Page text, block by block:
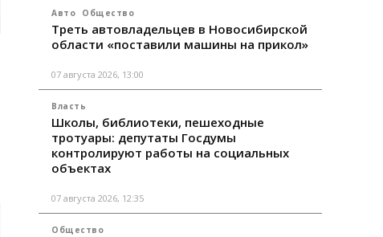
Авто Общество
Треть автовладельцев в Новосибирской
области «поставили машины на прикол»
07 августа 2026, 13:00
Власть
Школы, библиотеки, пешеходные
тротуары: депутаты Госдумы
контролируют работы на социальных
объектах
07 августа 2026, 12:35
Общество